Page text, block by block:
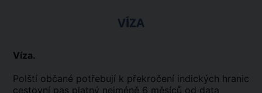
VÍZA
Víza.
Polští občané potřebují k překročení indických hranic
cestovní pas platný nejméně 6 měsíců od data